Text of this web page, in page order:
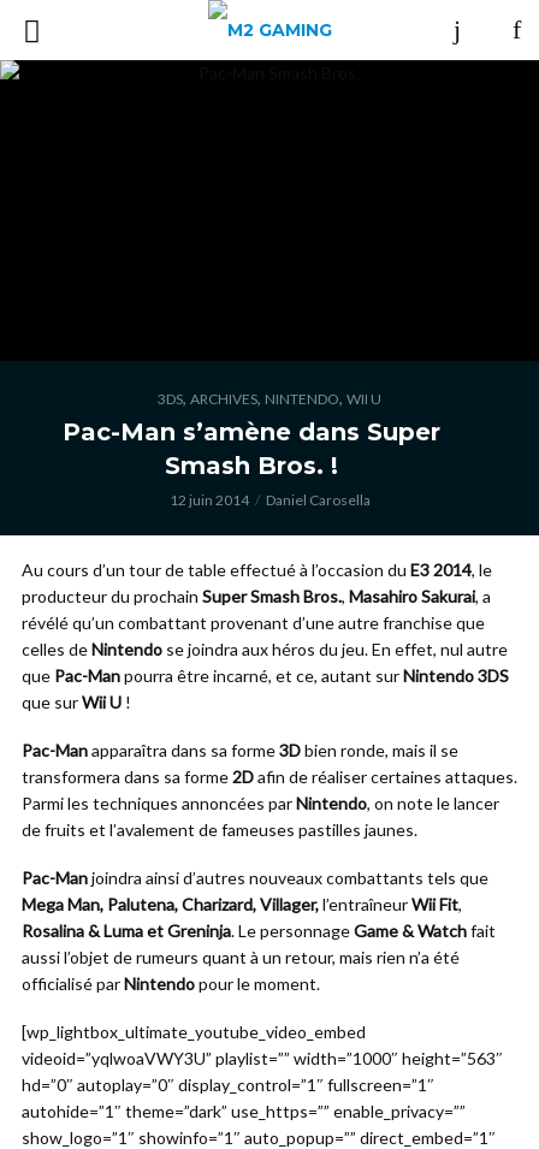
3DS, ARCHIVES, NINTENDO, WII U
Pac-Man s’amène dans Super
Smash Bros. !
12 juin 2014 Daniel Carosella
Au cours d’un tour de table effectué à l’occasion du E3 2014, le
producteur du prochain Super Smash Bros., Masahiro Sakurai, a
révélé qu’un combattant provenant d’une autre franchise que
celles deNintendo se joindra aux héros du jeu. En effet, nul autre
que Pac-Manpourra être incarné, et ce, autant surNintendo 3DS
que surWii U !
Pac-Manapparaîtra dans sa forme3Dbien ronde, mais il se
transformera dans sa forme2Dafin de réaliser certaines attaques.
Parmi les techniques annoncées parNintendo, on note le lancer
de fruits et l’avalement de fameuses pastilles jaunes.
Pac-Manjoindra ainsi d’autres nouveaux combattants tels que
Mega Man, Palutena, Charizard, Villager,l’entraîneurWii Fit,
Rosalina & Luma et Greninja. Le personnageGame & Watchfait
aussi l’objet de rumeurs quant à un retour, mais rien n’a été
officialisé parNintendopour le moment.
[wp_lightbox_ultimate_youtube_video_embed
videoid=”yqlwoaVWY3U” playlist=”” width=”1000″ height=”563″
hd=”0″ autoplay=”0″ display_control=”1″ fullscreen=”1″
autohide=”1″ theme=”dark” use_https=”” enable_privacy=””
show_logo=”1″ showinfo=”1″ auto_popup=”” direct_embed=”1″